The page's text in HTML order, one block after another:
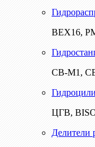
ВЕХ16,
СВ-М1,
ЦГВ,
Делители